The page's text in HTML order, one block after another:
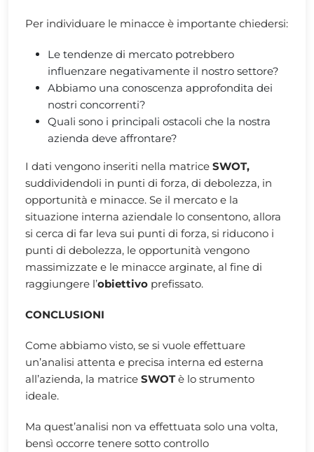
Per individuare le minacce è importante chiedersi:
Le tendenze di mercato potrebbero
influenzare negativamente il nostro settore?
Abbiamo una conoscenza approfondita dei
nostri concorrenti?
Quali sono i principali ostacoli che la nostra
azienda deve affrontare?
I dati vengono inseriti nella matrice SWOT,
suddividendoli in punti di forza, di debolezza, in
opportunità e minacce. Se il mercato e la
situazione interna aziendale lo consentono, allora
si cerca di far leva sui punti di forza, si riducono i
punti di debolezza, le opportunità vengono
massimizzate e le minacce arginate, al fine di
raggiungere l’obiettivo prefissato.
CONCLUSIONI
Come abbiamo visto, se si vuole effettuare
un’analisi attenta e precisa interna ed esterna
all’azienda, la matrice SWOTè lo strumento
ideale.
Ma quest’analisi non va effettuata solo una volta,
bensì occorre tenere sotto controllo